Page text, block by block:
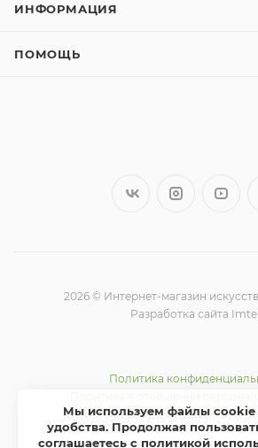
ИНФОРМАЦИЯ
ПОМОЩЬ
2026 © Интернет-магазин
Разработка сайта
Политика
Использование Яндекс
Мы используем файлы cookie
удобства. Продолжая
соглашаетесь с политикой